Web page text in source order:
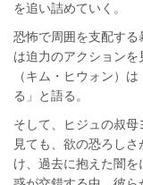
を追い詰めていく。
恐怖で周囲を支配する
は迫力のアクション
（キム・ヒウォン）
る」と語る。
そして、ヒジュの叔
見ても、欲の恐ろし
け、過去に抱えた闇